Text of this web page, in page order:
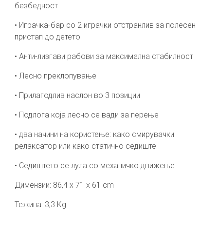
безбедност
• Играчка-бар со 2 играчки отстранлив за полесен
пристап до детето
• Анти-лизгави рабови за максимална стабилност
• Лесно преклопување
• Прилагодлив наслон во 3 позиции
• Подлога која лесно се вади за перење
• два начини на користење: како смирувачки
релаксатор или како статично седиште
• Седиштето се лула со механичко движење
Димензии: 86,4 x 71 x 61 cm
Тежина: 3,3 Kg